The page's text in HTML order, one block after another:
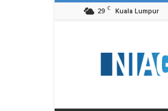
29 C Kuala Lumpur